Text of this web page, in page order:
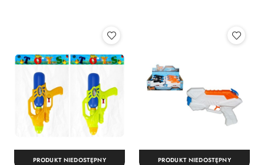
PRODUKT NIEDOSTĘPNY PRODUKT NIEDOSTĘPNY